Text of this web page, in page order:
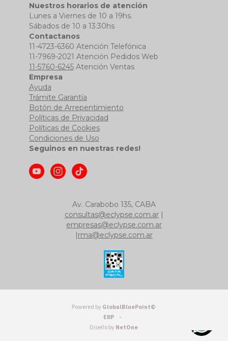
Nuestros horarios de atención
Lunes a Viernes de 10 a 19hs.
Sábados de 10 a 13:30hs
Contactanos
11-4723-6360 Atención Telefónica
11-7969-2021 Atención Pedidos Web
11-5760-6245Atención Ventas
Empresa
Ayuda
Trámite Garantía
Botón de Arrepentimiento
Políticas de Privacidad
Políticas de Cookies
Condiciones de Uso
Seguinos en nuestras redes!
Av. Carabobo 135, CABA
consultas@eclypse.com.ar |
empresas@eclypse.com.ar
|rma@eclypse.com.ar
Powered by GlobalBluePoint©
ERP -
Diseño by NetOne